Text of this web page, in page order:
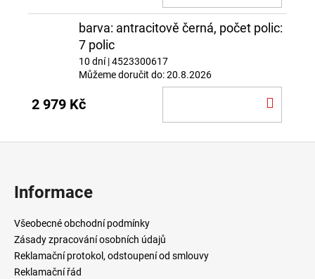
barva: antracitově černá, počet polic:
7 polic
10 dní| 4523300617
Můžeme doručit do:20.8.2026
2 979 Kč
Informace
Všeobecné obchodní podmínky
Zásady zpracování osobních údajů
Reklamační protokol, odstoupení od smlouvy
Reklamační řád